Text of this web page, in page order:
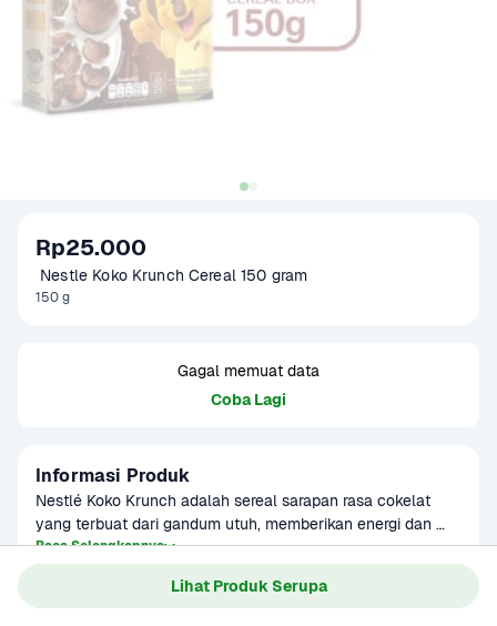
Lihat Produk Serupa
Rp25.000
Nestle Koko Krunch Cereal 150 gram
150 g
Gagal memuat data
Coba Lagi
Informasi Produk
Nestlé Koko Krunch adalah sereal sarapan rasa cokelat
yang terbuat dari gandum utuh, memberikan energi dan
nutrisi penting untuk memulai hari. Diperkaya dengan
vitamin B kompleks, zat besi, kalsium, dan serat pangan,
sereal ini cocok untuk anak-anak maupun dewasa. Tersedia
Baca Selengkapnya
Kategori
Sarapan
3-7 bulan